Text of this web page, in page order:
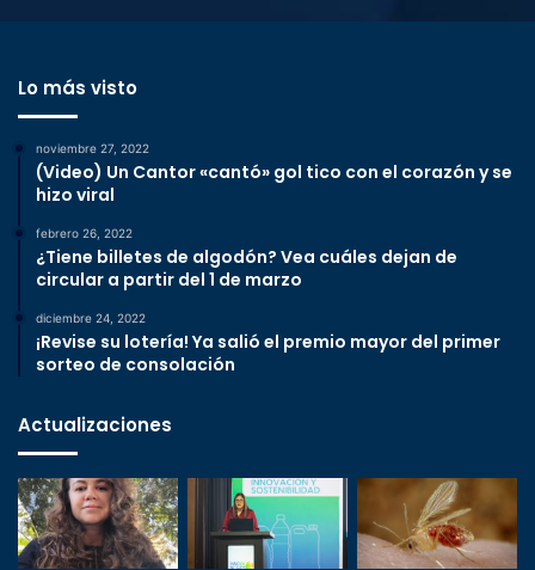
Lo más visto
noviembre 27, 2022
(Video) Un Cantor «cantó» gol tico con el corazón y se
hizo viral
febrero 26, 2022
¿Tiene billetes de algodón? Vea cuáles dejan de
circular a partir del 1 de marzo
diciembre 24, 2022
¡Revise su lotería! Ya salió el premio mayor del primer
sorteo de consolación
Actualizaciones